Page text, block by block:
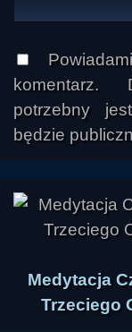
komentarz.
potrzebny
będzie
Medytacja
Trzeciego